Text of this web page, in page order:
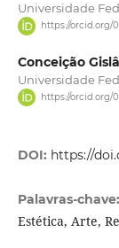
Universidade
https://orcid.org/
Conceição
Universidade
https://orcid.org/
DOI: https://
Palavras-chave:
Estética, Arte,